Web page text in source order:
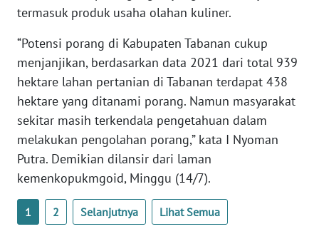
termasuk produk usaha olahan kuliner.
“Potensi porang di Kabupaten Tabanan cukup
menjanjikan, berdasarkan data 2021 dari total 939
hektare lahan pertanian di Tabanan terdapat 438
hektare yang ditanami porang. Namun masyarakat
sekitar masih terkendala pengetahuan dalam
melakukan pengolahan porang,” kata I Nyoman
Putra. Demikian dilansir dari laman
kemenkopukmgoid, Minggu (14/7).
1 2 Selanjutnya Lihat Semua
SULBAR
WN
BABEL
WN
SUMBAR
WN
WN
BENGKULU